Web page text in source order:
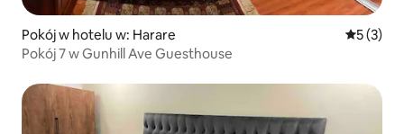
Pokój w hotelu w: Harare Średnia
5 (3)
Pokój 7 w Gunhill Ave Guesthouse